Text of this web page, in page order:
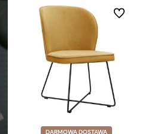
DARMOWA DOSTAWA
Do